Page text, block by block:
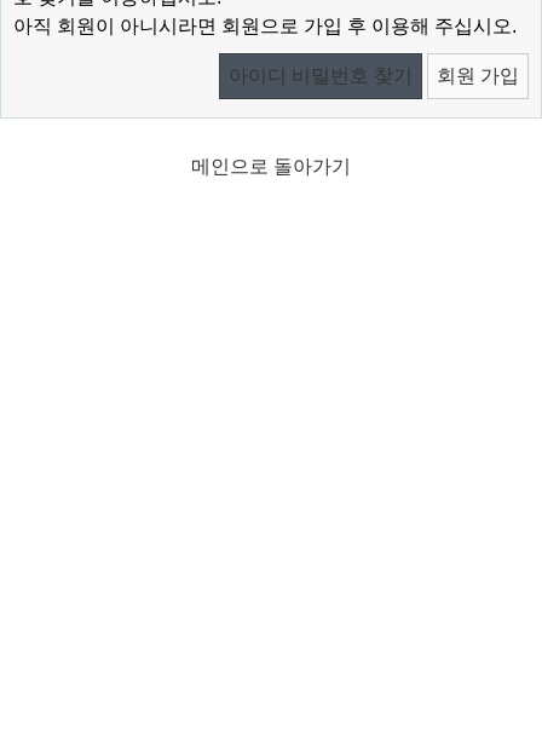
아직 회원이 아니시라면 회원으로 가입 후 이용해 주십시오.
아이디 비밀번호 찾기 회원 가입
메인으로 돌아가기